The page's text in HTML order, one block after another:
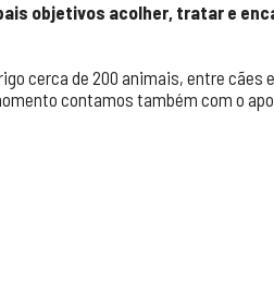
objetivos acolher, tratar e
cerca de 200 animais, entre cães
contamos também com o